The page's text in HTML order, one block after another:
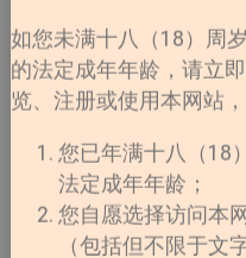
如您未满十八（18）周
的法定成年年龄，请立
览、注册或使用本网站
您已年满十八（18
法定成年年龄；
您自愿选择访问本
（包括但不限于文